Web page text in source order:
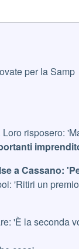
per la Samp
risposero:
a Cassano:
'Ritiri un
'È la seconda